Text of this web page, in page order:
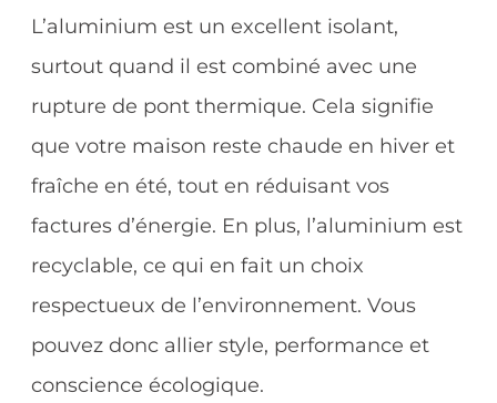
L’aluminium est un excellent isolant,
surtout quand il est combiné avec une
rupture de pont thermique. Cela signifie
que votre maison reste chaude en hiver et
fraîche en été, tout en réduisant vos
factures d’énergie. En plus, l’aluminium est
recyclable, ce qui en fait un choix
respectueux de l’environnement. Vous
pouvez donc allier style, performance et
conscience écologique.